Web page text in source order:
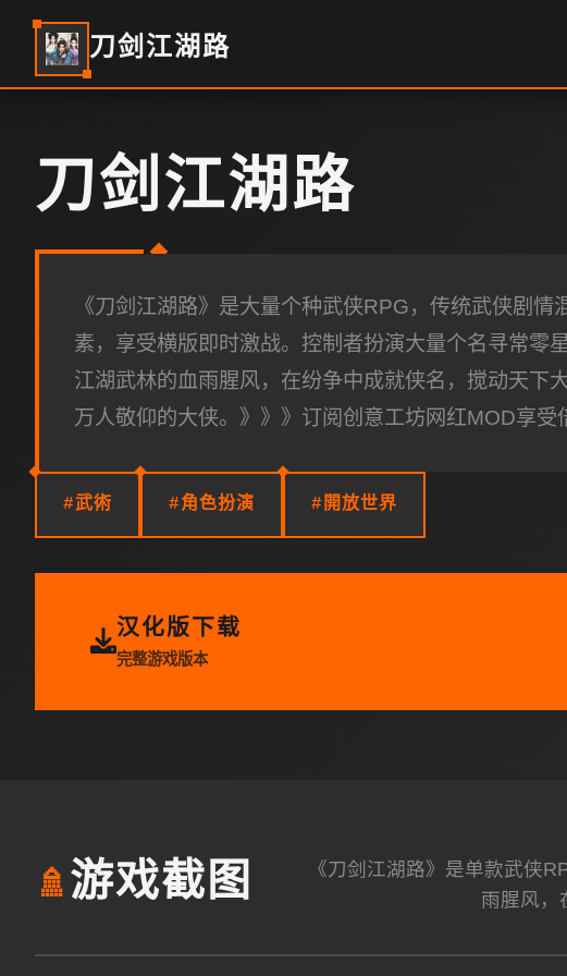
刀剑江湖路
刀剑江湖路
《刀剑江湖路》是大量个种武侠RPG，传统武侠剧情
素，享受横版即时激战。控制者扮演大量个名寻常零
江湖武林的血雨腥风，在纷争中成就侠名，搅动天下
万人敬仰的大侠。》》》订阅创意工坊网红MOD享受
#武術 #角色扮演 #開放世界
汉化版下载
完整游戏版本
🚿游戏截图
《刀剑江湖路》是单款武侠
雨腥风，